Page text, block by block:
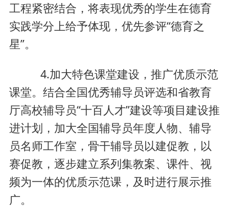
工程紧密结合，将表现优秀的学生在德育
实践学分上给予体现，优先参评“德育之
星”。
4.加大特色课堂建设，推广优质示范
课堂。结合全国优秀辅导员评选和省教育
厅高校辅导员“十百人才”建设等项目建设推
进计划，加大全国辅导员年度人物、辅导
员名师工作室，骨干辅导员以建促教，以
赛促教，逐步建立系列集教案、课件、视
频为一体的优质示范课，及时进行展示推
广。